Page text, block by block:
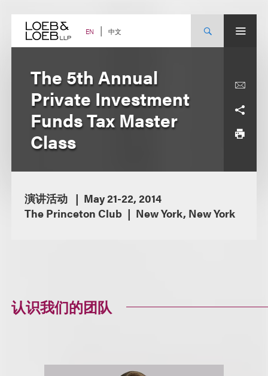
content EN 中文
The 5th Annual
Private Investment
Funds Tax Master
Class
演讲活动
May 21-22, 2014
The Princeton Club
New York, New York
认识我们的团队